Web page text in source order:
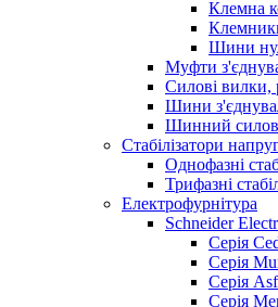
Клемна
Шини
Муфти
Силові вилки,
Шини
Шинний
Стабілізатори
Однофазні
Трифазні
Електрофурнітура
Schneider
Серія
Серія
Серія
Серія